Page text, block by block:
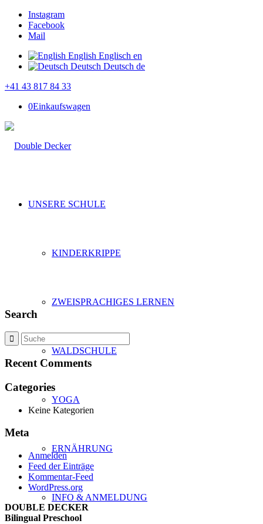
Instagram
Facebook
Mail
English Englisch en
Deutsch Deutsch de
+41 43 817 84 33
0Einkaufswagen
UNSERE SCHULE
KINDERKRIPPE
ZWEISPRACHIGES LERNEN
WALDSCHULE
YOGA
ERNÄHRUNG
INFO & ANMELDUNG
Search
Recent Comments
Categories
Keine Kategorien
Meta
Anmelden
Feed der Einträge
Kommentar-Feed
WordPress.org
DOUBLE DECKER
Bilingual Preschool